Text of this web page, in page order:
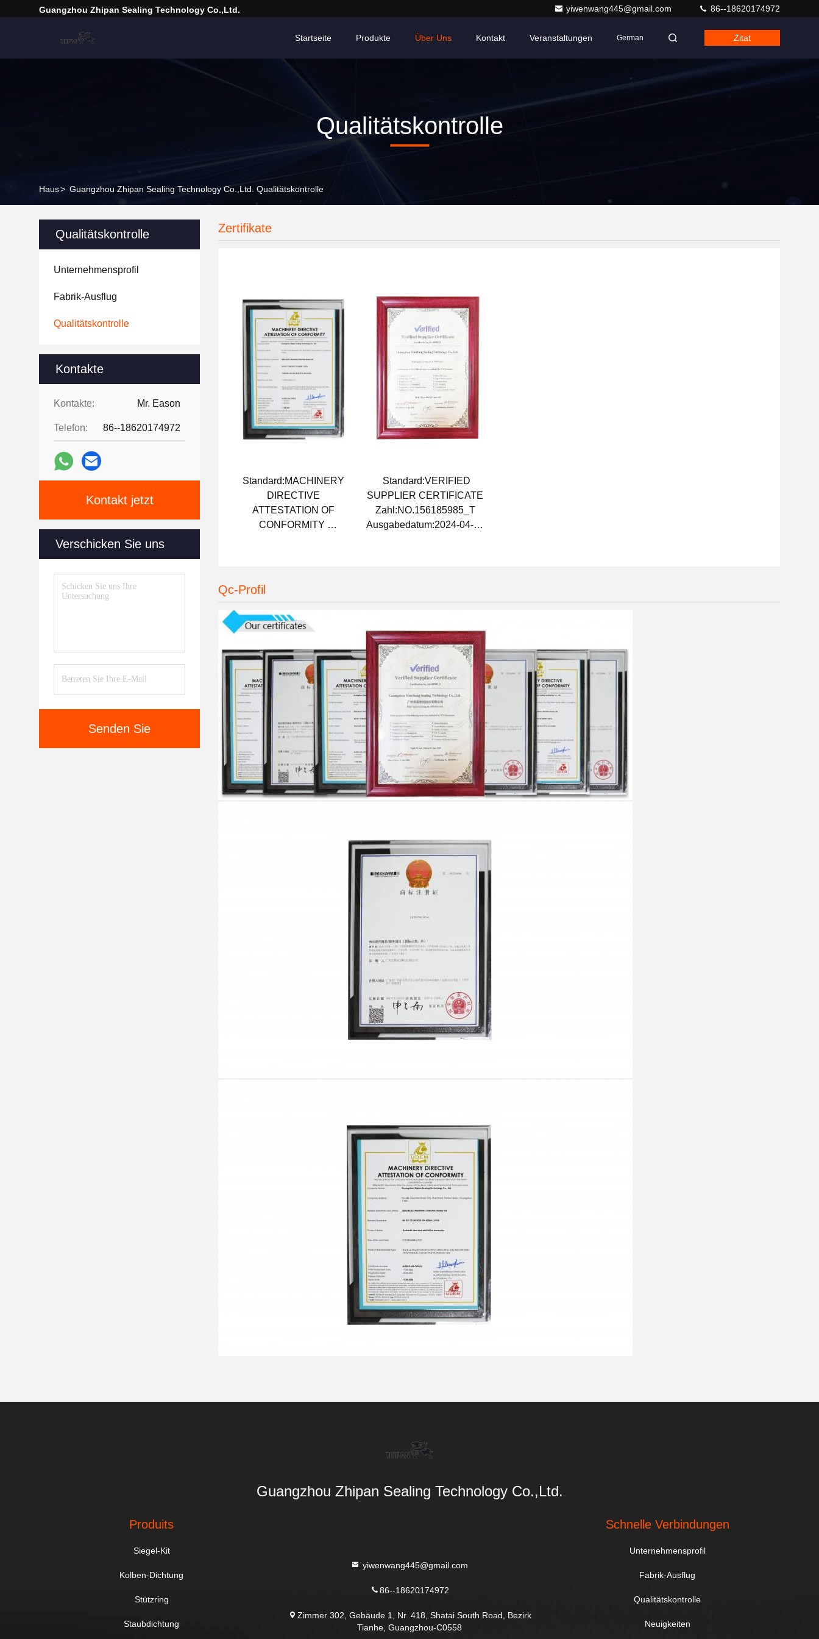
Guangzhou Zhipan Sealing Technology Co.,Ltd. yiwenwang445@gmail.com 86--18620174972
Startseite Produkte Über Uns Kontakt Veranstaltungen German Zitat
Qualitätskontrolle
Haus> Guangzhou Zhipan Sealing Technology Co.,Ltd. Qualitätskontrolle
Qualitätskontrolle
Unternehmensprofil
Fabrik-Ausflug
Qualitätskontrolle
Kontakte
Kontakte: Mr. Eason
Telefon: 86--18620174972
Kontakt jetzt
Verschicken Sie uns
Senden Sie
Zertifikate
Standard:MACHINERY
DIRECTIVE
ATTESTATION OF
CONFORMITY
Standard:VERIFIED
SUPPLIER CERTIFICATE
Zahl:NO.156185985_T
Ausgabedatum:2024-04-01
Qc-Profil
Guangzhou Zhipan Sealing Technology Co.,Ltd.
Produits
Siegel-Kit
Kolben-Dichtung
Stützring
Staubdichtung
yiwenwang445@gmail.com
86--18620174972
Zimmer 302, Gebäude 1, Nr. 418, Shatai South Road, Bezirk
Tianhe, Guangzhou-C0558
Schnelle Verbindungen
Unternehmensprofil
Fabrik-Ausflug
Qualitätskontrolle
Neuigkeiten